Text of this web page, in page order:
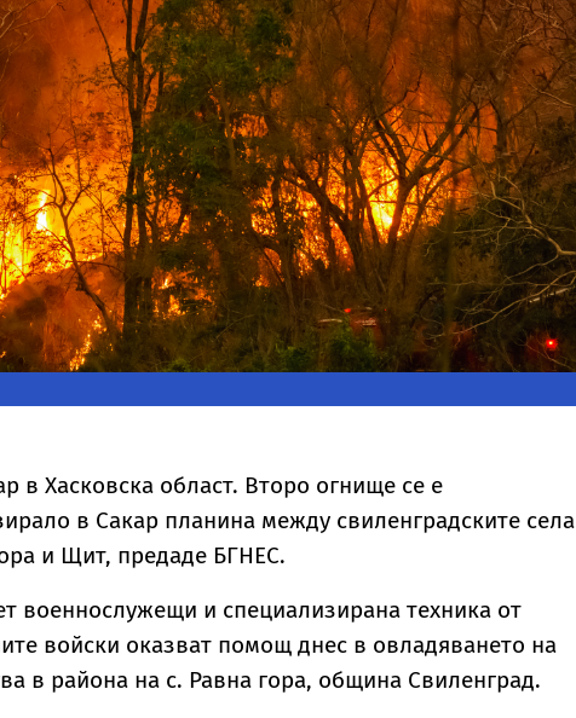
в Хасковска област. Второ огнище се е
в Сакар планина между свиленградските села
и Щит, предаде БГНЕС.
военнослужещи и специализирана техника от
войски оказват помощ днес в овладяването на
в района на с. Равна гора, община Свиленград.